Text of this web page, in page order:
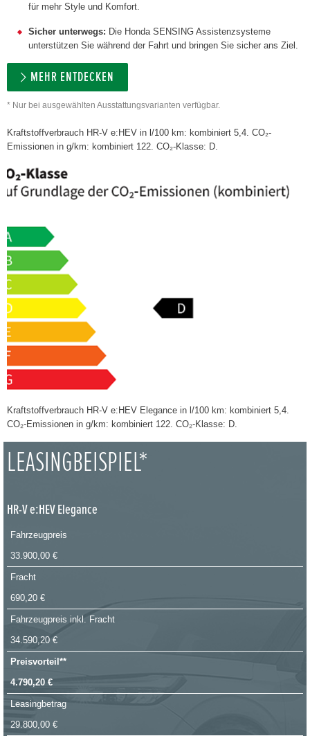
für mehr Style und Komfort.
Sicher unterwegs: Die Honda SENSING Assistenzsysteme
unterstützen Sie während der Fahrt und bringen Sie sicher ans Ziel.
MEHR ENTDECKEN
* Nur bei ausgewählten Ausstattungsvarianten verfügbar.
Kraftstoffverbrauch HR-V e:HEV in l/100 km: kombiniert 5,4. CO₂-
Emissionen in g/km: kombiniert 122. CO₂-Klasse: D.
Kraftstoffverbrauch HR-V e:HEV Elegance in l/100 km: kombiniert 5,4.
CO₂-Emissionen in g/km: kombiniert 122. CO₂-Klasse: D.
LEASINGBEISPIEL*
HR-V e:HEV Elegance
Fahrzeugpreis
33.900,00 €
Fracht
690,20 €
Fahrzeugpreis inkl. Fracht
34.590,20 €
Preisvorteil**
4.790,20 €
Leasingbetrag
29.800,00 €